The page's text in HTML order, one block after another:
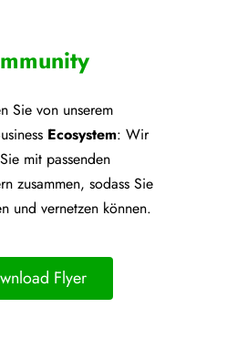
Sie von unserem
Ecosystem: Wir
mit passenden
zusammen, sodass Sie
und vernetzen können.
Flyer